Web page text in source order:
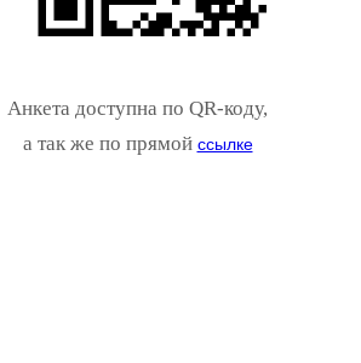
Анкета доступна по QR-коду,
а так же по прямой ссылке